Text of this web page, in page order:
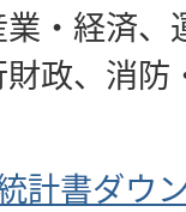
・経済
政、消防
計書ダウ